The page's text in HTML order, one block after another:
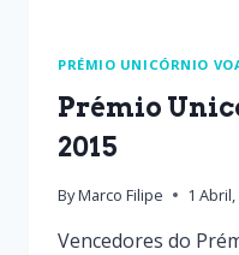
PRÉMIO UNICÓRNIO
Prémio
2015
ByMarco Filipe 1
Vencedores do